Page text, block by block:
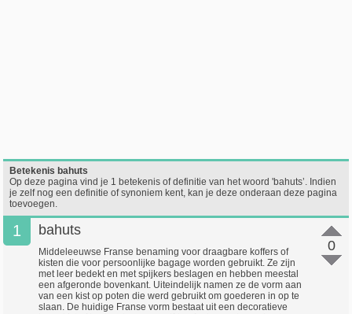
Betekenis bahuts
Op deze pagina vind je 1 betekenis of definitie van het woord 'bahuts’. Indien
je zelf nog een definitie of synoniem kent, kan je deze onderaan deze pagina
toevoegen.
1
0
bahuts
Middeleeuwse Franse benaming voor draagbare koffers of
kisten die voor persoonlijke bagage worden gebruikt. Ze zijn
met leer bedekt en met spijkers beslagen en hebben meestal
een afgeronde bovenkant. Uiteindelijk namen ze de vorm aan
van een kist op poten die werd gebruikt om goederen in op te
slaan. De huidige Franse vorm bestaat uit een decoratieve